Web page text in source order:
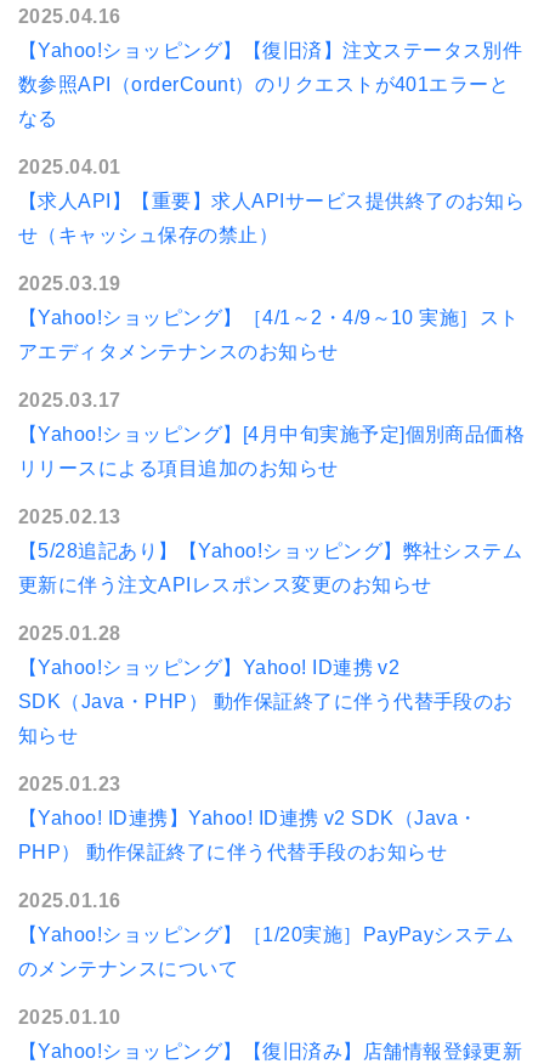
2025.04.16
【Yahoo!ショッピング】【復旧済】注文ステータス別件
数参照API（orderCount）のリクエストが401エラーと
なる
2025.04.01
【求人API】【重要】求人APIサービス提供終了のお知ら
せ（キャッシュ保存の禁止）
2025.03.19
【Yahoo!ショッピング】［4/1～2・4/9～10 実施］スト
アエディタメンテナンスのお知らせ
2025.03.17
【Yahoo!ショッピング】[4月中旬実施予定]個別商品価格
リリースによる項目追加のお知らせ
2025.02.13
【5/28追記あり】【Yahoo!ショッピング】弊社システム
更新に伴う注文APIレスポンス変更のお知らせ
2025.01.28
【Yahoo!ショッピング】Yahoo! ID連携 v2
SDK（Java・PHP） 動作保証終了に伴う代替手段のお
知らせ
2025.01.23
【Yahoo! ID連携】Yahoo! ID連携 v2 SDK（Java・
PHP） 動作保証終了に伴う代替手段のお知らせ
2025.01.16
【Yahoo!ショッピング】［1/20実施］PayPayシステム
のメンテナンスについて
2025.01.10
【Yahoo!ショッピング】【復旧済み】店舗情報登録更新